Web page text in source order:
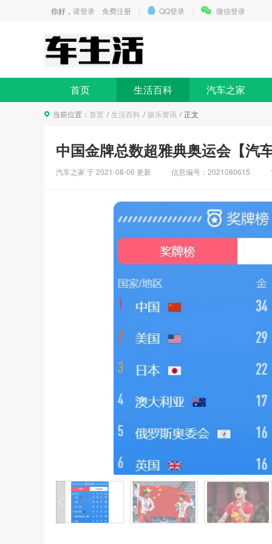
你好， 请登录 免费注册 QQ登录 微信登录
首页 生活百科 汽车之家
当前位置： 首页 生活百科 娱乐资讯 正文
中国金牌总数超雅典奥运会【汽
汽车之家 于2021-08-06 更新 信息编号：2021080615